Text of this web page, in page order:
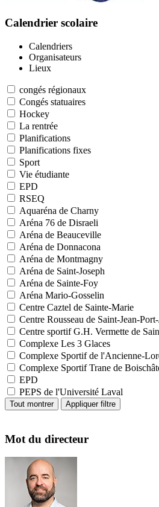
Calendrier scolaire
Calendriers
Organisateurs
Lieux
congés régionaux
Congés statuaires
Hockey
La rentrée
Planifications
Planifications fixes
Sport
Vie étudiante
EPD
RSEQ
Aquaréna de Charny
Aréna 76 de Disraeli
Aréna de Beauceville
Aréna de Donnacona
Aréna de Montmagny
Aréna de Saint-Joseph
Aréna de Sainte-Foy
Aréna Mario-Gosselin
Centre Caztel de Sainte-Marie
Centre Rousseau de Saint-Jean-
Centre sportif G.H. Vermette de
Complexe Les 3 Glaces
Complexe Sportif de l'Ancienne-
Complexe Sportif Trane de
EPD
PEPS de l'Université Laval
Mot du directeur